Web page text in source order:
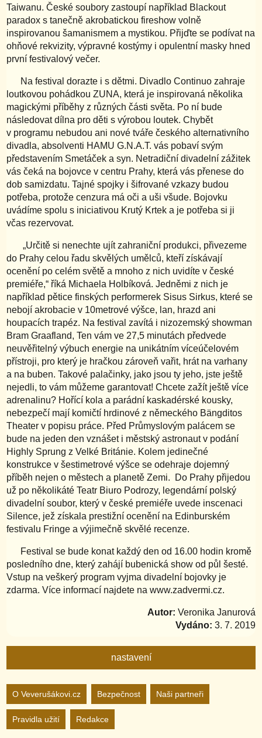
Taiwanu. České soubory zastoupí například Blackout
paradox s tanečně akrobatickou fireshow volně
inspirovanou šamanismem a mystikou. Přijďte se podívat na
ohňové rekvizity, výpravné kostýmy i opulentní masky hned
první festivalový večer.
Na festival dorazte i s dětmi. Divadlo Continuo zahraje
loutkovou pohádkou ZUNA, která je inspirovaná několika
magickými příběhy z různých části světa. Po ní bude
následovat dílna pro děti s výrobou loutek. Chybět
v programu nebudou ani nové tváře českého alternativního
divadla, absolventi HAMU G.N.A.T. vás pobaví svým
představením Smetáček a syn. Netradiční divadelní zážitek
vás čeká na bojovce v centru Prahy, která vás přenese do
dob samizdatu. Tajné spojky i šifrované vzkazy budou
potřeba, protože cenzura má oči a uši všude. Bojovku
uvádíme spolu s iniciativou Krutý Krtek a je potřeba si ji
včas rezervovat.
„Určitě si nenechte ujít zahraniční produkci, přivezeme
do Prahy celou řadu skvělých umělců, kteří získávají
ocenění po celém světě a mnoho z nich uvidíte v české
premiéře,“ říká Michaela Holbíková. Jedněmi z nich je
například pětice finských performerek Sisus Sirkus, které se
nebojí akrobacie v 10metrové výšce, lan, hrazd ani
houpacích trapéz. Na festival zavítá i nizozemský showman
Bram Graafland, Ten vám ve 27,5 minutách předvede
neuvěřitelný výbuch energie na unikátním víceúčelovém
přístroji, pro který je hračkou zároveň vařit, hrát na varhany
a na buben. Takové palačinky, jako jsou ty jeho, jste ještě
nejedli, to vám můžeme garantovat! Chcete zažít ještě více
adrenalinu? Hořící kola a parádní kaskadérské kousky,
nebezpečí mají komičtí hrdinové z německého Bängditos
Theater v popisu práce. Před Průmyslovým palácem se
bude na jeden den vznášet i městský astronaut v podání
Highly Sprung z Velké Británie. Kolem jedinečné
konstrukce v šestimetrové výšce se odehraje dojemný
příběh nejen o městech a planetě Zemi. Do Prahy přijedou
už po několikáté Teatr Biuro Podrozy, legendární polský
divadelní soubor, který v české premiéře uvede inscenaci
Silence, jež získala prestižní ocenění na Edinburském
festivalu Fringe a výjimečně skvělé recenze.
Festival se bude konat každý den od 16.00 hodin kromě
posledního dne, který zahájí bubenická show od půl šesté.
Vstup na veškerý program vyjma divadelní bojovky je
zdarma. Více informací najdete na www.zadvermi.cz.
Autor: Veronika Janurová
Vydáno: 3. 7. 2019
nastavení
Nastavení webu
Animované
O Veverušákovi.cz Bezpečnost Naši partneři
Pravidla užití Redakce